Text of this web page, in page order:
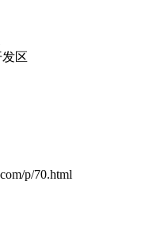
区
p/70.html